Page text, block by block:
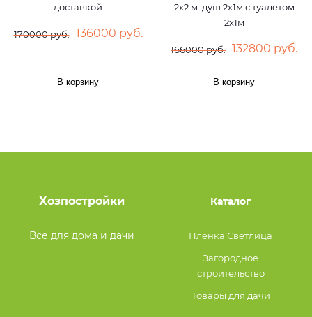
доставкой
170000 руб. 136000 руб.
В корзину
2х2 м: душ 2х1м с туалетом
2х1м
166000 руб. 132800 руб.
В корзину
Хозпостройки
Все для дома и дачи
Каталог
Пленка Светлица
Загородное
строительство
Товары для дачи